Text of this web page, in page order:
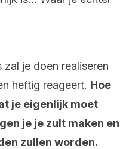
je doen realiseren
heftig reageert. Hoe
je eigenlijk moet
je je zult maken en
zullen worden.